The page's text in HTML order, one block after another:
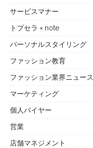
サービスマナー
トプセラ × note
パーソナルスタイリング
ファッション教育
ファッション業界ニュース
マーケティング
個人バイヤー
営業
店舗マネジメント